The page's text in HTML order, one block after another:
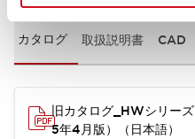
カタログ 取扱説明書 CAD
旧カタログ_HWシリー
5年4月版）（日本語）